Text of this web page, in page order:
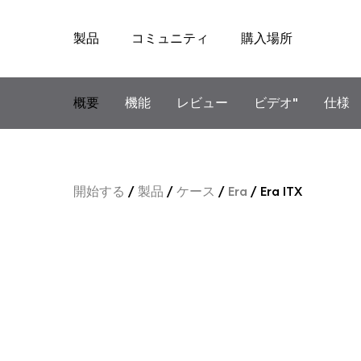
製品 コミュニティ 購入場所
概要
機能 レビュー ビデオ" 仕様
開始する /製品 /ケース / Era / Era ITX